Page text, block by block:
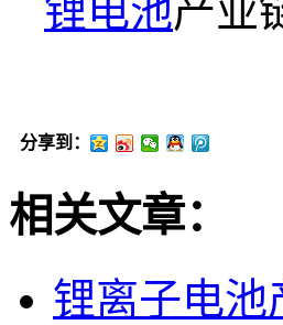
锂电池产业
分享到：
相关文章：
锂离子电池